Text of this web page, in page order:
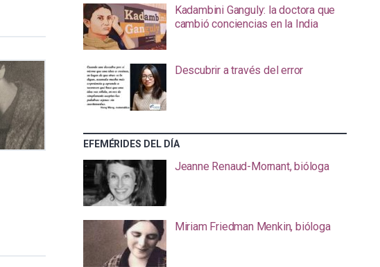
Kadambini Ganguly: la doctora que
cambió conciencias en la India
Descubrir a través del error
EFEMÉRIDES DEL DÍA
Jeanne Renaud-Mornant, bióloga
Miriam Friedman Menkin, bióloga